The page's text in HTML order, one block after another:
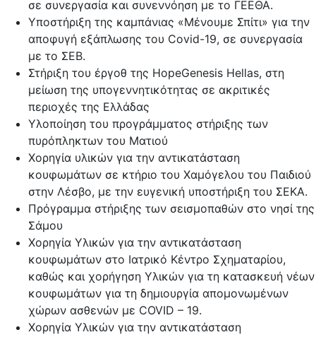
σε συνεργασία και συνεννόηση με το ΓΕΕΘΑ.
Υποστήριξη της καμπάνιας «Μένουμε Σπίτι» για την
αποφυγή εξάπλωσης του Covid-19, σε συνεργασία
με το ΣΕΒ.
Στήριξη του έργοθ της HopeGenesis Hellas, στη
μείωση της υπογεννητικότητας σε ακριτικές
περιοχές της Ελλάδας
Υλοποίηση του προγράμματος στήριξης των
πυρόπληκτων του Ματιού
Χορηγία υλικών για την αντικατάσταση
κουφωμάτων σε κτήριο του Χαμόγελου του Παιδιού
στην Λέσβο, με την ευγενική υποστήριξη του ΣΕΚΑ.
Πρόγραμμα στήριξης των σεισμοπαθών στο νησί της
Σάμου
Χορηγία Υλικών για την αντικατάσταση
κουφωμάτων στο Ιατρικό Κέντρο Σχηματαρίου,
καθώς και χορήγηση Υλικών για τη κατασκευή νέων
κουφωμάτων για τη δημιουργία απομονωμένων
χώρων ασθενών με COVID – 19.
Χορηγία Υλικών για την αντικατάσταση